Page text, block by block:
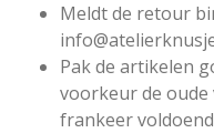
Meldt de retour
Pak de artikelen
voorkeur de
frankeer